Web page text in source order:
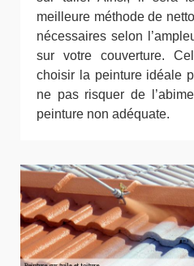
meilleure méthode de
nécessaires selon
sur votre couverture.
choisir la peinture idéale
ne pas risquer de
peinture non adéquate.